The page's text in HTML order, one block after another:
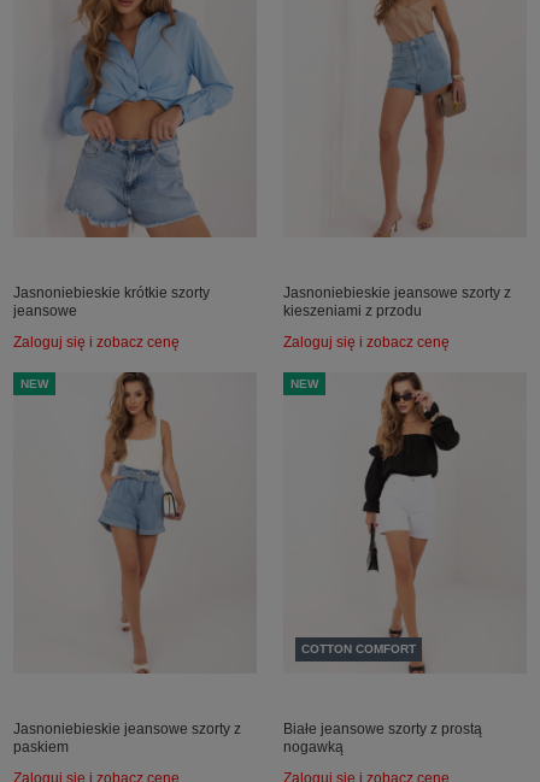
Jasnoniebieskie krótkie szorty
jeansowe
Zaloguj się i zobacz cenę
Jasnoniebieskie jeansowe szorty z
kieszeniami z przodu
Zaloguj się i zobacz cenę
NEW
Jasnoniebieskie jeansowe szorty z
paskiem
Zaloguj się i zobacz cenę
NEW
COTTON COMFORT
Białe jeansowe szorty z prostą
nogawką
Zaloguj się i zobacz cenę